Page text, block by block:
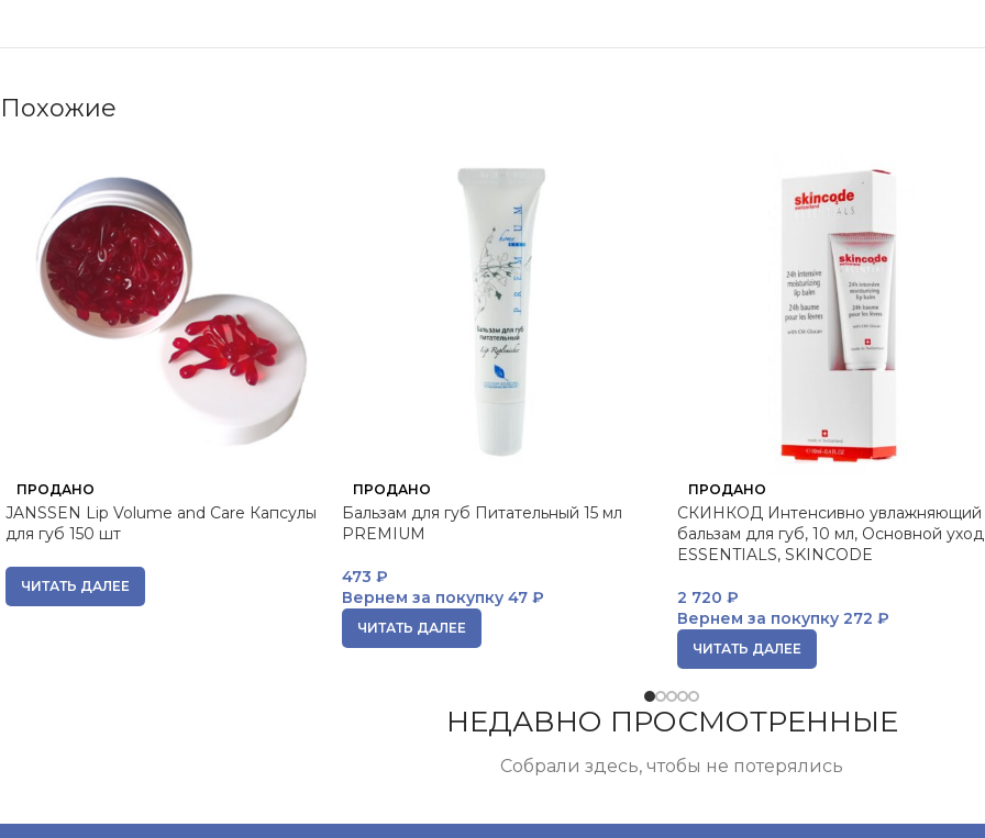
Похожие
ПРОДАНО
JANSSEN Lip Volume and Care Капсулы
для губ 150 шт
ЧИТАТЬ ДАЛЕЕ
ПРОДАНО
Бальзам для губ Питательный 15 мл
PREMIUM
473 ₽
Вернем за покупку47 ₽
ЧИТАТЬ ДАЛЕЕ
ПРОДАНО
СКИНКОД Интенсивно увлажняющий
бальзам для губ, 10 мл, Основной уход
ESSENTIALS, SKINCODE
2 720 ₽
Вернем за покупку 272 ₽
ЧИТАТЬ ДАЛЕЕ
НЕДАВНО ПРОСМОТРЕННЫЕ
Собрали здесь, чтобы не потерялись